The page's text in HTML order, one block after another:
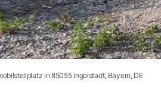
in 85055 Ingolstadt, Bayern , DE